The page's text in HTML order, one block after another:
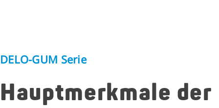
DELO-GUM Serie
Hauptmerkmale der